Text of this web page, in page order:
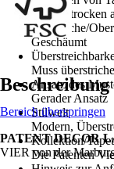
Restlos trocken
Oberfläche/
Geschäumt
Muss
Ansatz des
Gerader Ansatz
Stilwelt
Modern,
Kollektion/
Die Patenten
Beschreibung
Bereich überspringen
PATENT DECOR
VIER von der